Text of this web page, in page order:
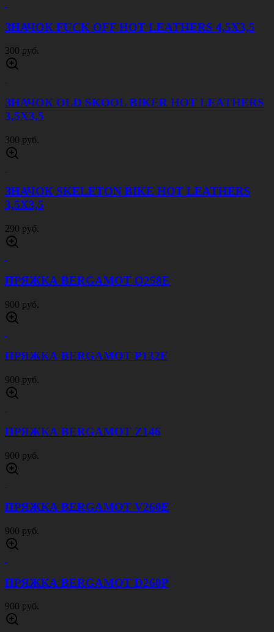
ЗНАЧОК FUCK OFF HOT LEATHERS 4,5Х3,5
300 руб.
ЗНАЧОК OLD SKOOL BIKER HOT LEATHERS
3,5Х3,5
300 руб.
ЗНАЧОК SKELETON BIKE HOT LEATHERS
3,5Х3,5
290 руб.
ПРЯЖКА BERGAMOT O258E
900 руб.
ПРЯЖКА BERGAMOT P132E
900 руб.
ПРЯЖКА BERGAMOT Z146
900 руб.
ПРЯЖКА BERGAMOT V260E
900 руб.
ПРЯЖКА BERGAMOT D260P
900 руб.